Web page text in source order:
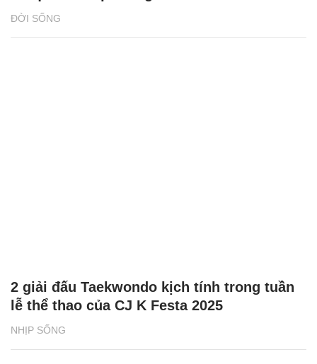
ĐỜI SỐNG
NHỊP SỐNG
2 giải đấu Taekwondo kịch tính trong tuần
lễ thể thao của CJ K Festa 2025